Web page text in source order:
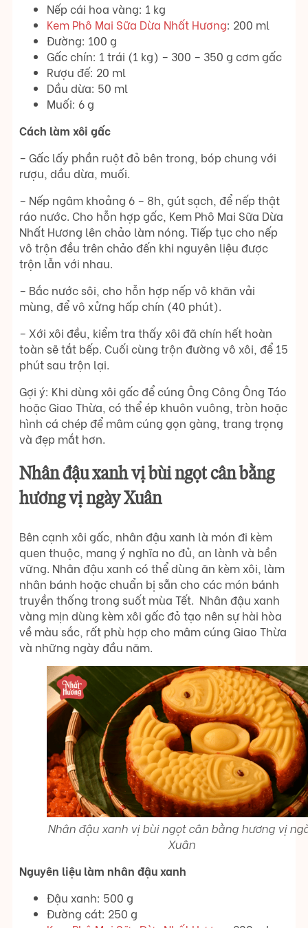
Nếp cái hoa vàng: 1 kg
Kem Phô Mai Sữa Dừa Nhất Hương: 200 ml
Đường: 100 g
Gấc chín: 1 trái (1 kg) – 300 – 350 g cơm gấc
Rượu đế: 20 ml
Dầu dừa: 50 ml
Muối: 6 g
Cách làm xôi gấc
– Gấc lấy phần ruột đỏ bên trong, bóp chung với
rượu, dầu dừa, muối.
– Nếp ngâm khoảng 6 – 8h, gút sạch, để nếp thật
ráo nước. Cho hỗn hợp gấc, Kem Phô Mai Sữa Dừa
Nhất Hương lên chảo làm nóng. Tiếp tục cho nếp
vô trộn đều trên chảo đến khi nguyên liệu được
trộn lẫn với nhau.
– Bắc nước sôi, cho hỗn hợp nếp vô khăn vải
mùng, để vô xửng hấp chín (40 phút).
– Xới xôi đều, kiểm tra thấy xôi đã chín hết hoàn
toàn sẽ tắt bếp. Cuối cùng trộn đường vô xôi, để 15
phút sau trộn lại.
Gợi ý: Khi dùng xôi gấc để cúng Ông Công Ông Táo
hoặc Giao Thừa, có thể ép khuôn vuông, tròn hoặc
hình cá chép để mâm cúng gọn gàng, trang trọng
và đẹp mắt hơn.
Nhân đậu xanh vị bùi ngọt cân bằng
hương vị ngày Xuân
Bên cạnh xôi gấc, nhân đậu xanh là món đi kèm
quen thuộc, mang ý nghĩa no đủ, an lành và bền
vững. Nhân đậu xanh có thể dùng ăn kèm xôi, làm
nhân bánh hoặc chuẩn bị sẵn cho các món bánh
truyền thống trong suốt mùa Tết. Nhân đậu xanh
vàng mịn dùng kèm xôi gấc đỏ tạo nên sự hài hòa
về màu sắc, rất phù hợp cho mâm cúng Giao Thừa
và những ngày đầu năm.
Nhân đậu xanh vị bùi ngọt cân bằng hương vị
Xuân
Nguyên liệu làm nhân đậu xanh
Đậu xanh: 500 g
Đường cát: 250 g